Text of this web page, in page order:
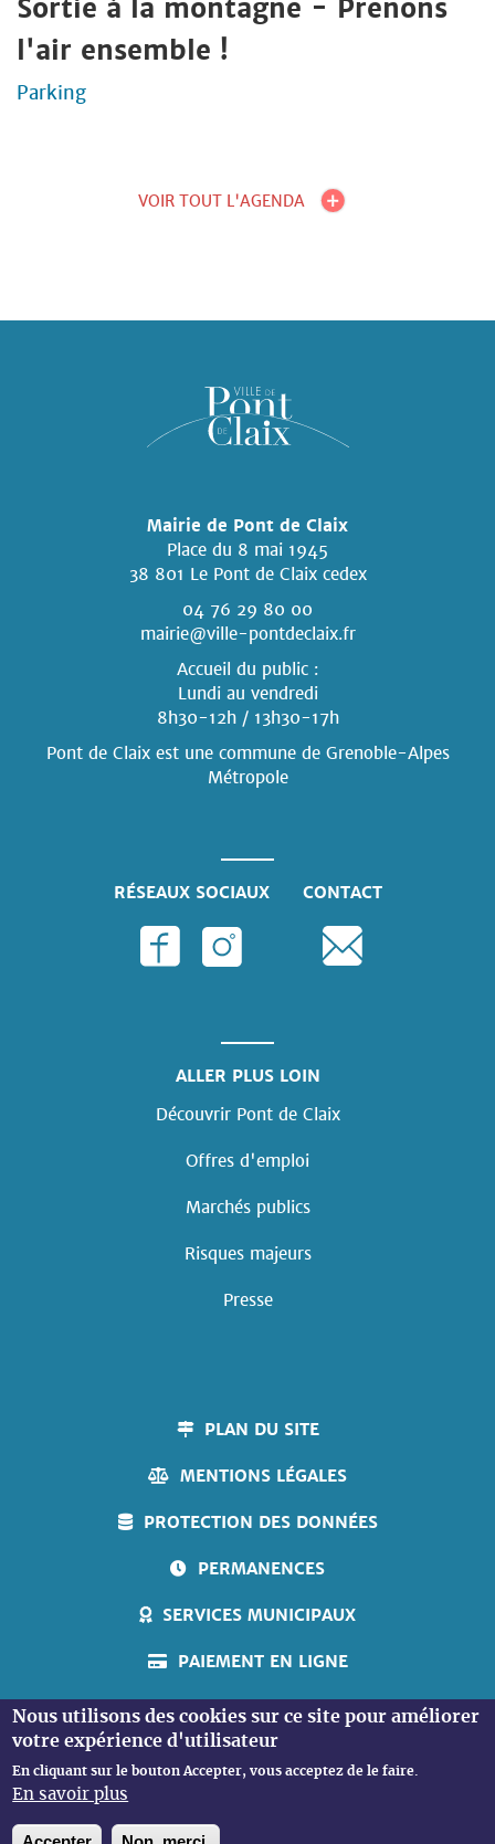
Sortie à la montagne - Prenons
l'air ensemble !
Parking
VOIR TOUT L'AGENDA
Mairie de Pont de Claix
Place du 8 mai 1945
38 801 Le Pont de Claix cedex
04 76 29 80 00
mairie@ville-pontdeclaix.fr
Accueil du public :
Lundi au vendredi
8h30-12h / 13h30-17h
Pont de Claix est une commune de Grenoble-Alpes
Métropole
RÉSEAUX SOCIAUX CONTACT
ALLER PLUS LOIN
Découvrir Pont de Claix
Offres d'emploi
Marchés publics
Risques majeurs
Presse
PLAN DU SITE
MENTIONS LÉGALES
PROTECTION DES DONNÉES
PERMANENCES
SERVICES MUNICIPAUX
PAIEMENT EN LIGNE
ACCUEIL PERSONNES SOURDES
Nous utilisons des cookies sur ce site pour améliorer
votre expérience d'utilisateur
En cliquant sur le bouton Accepter, vous acceptez de le faire.
En savoir plus